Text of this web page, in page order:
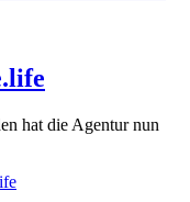
hat die Agentur nun